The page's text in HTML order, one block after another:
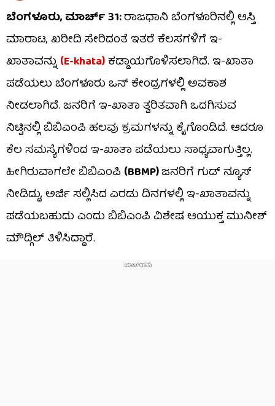
ಬೆಂಗಳೂರು, ಮಾರ್ಚ್​ 31:ರಾಜಧಾನಿ ಬೆಂಗಳೂರಿನಲ್ಲಿ ಆಸ್ತಿ
ಮಾರಾಟ, ಖರೀದಿ ಸೇರಿದಂತೆ ಇತರೆ ಕೆಲಸಗಳಿಗೆ ಇ-
ಖಾತಾವನ್ನು(E-khata)ಕಡ್ಡಾಯಗೊಳಿಸಲಾಗಿದೆ. ಇ-ಖಾತಾ
ಪಡೆಯಲು ಬೆಂಗಳೂರು ಒನ್ ಕೇಂದ್ರಗಳಲ್ಲಿ ಅವಕಾಶ
ನೀಡಲಾಗಿದೆ. ಜನರಿಗೆ ಇ-ಖಾತಾ ತ್ವರಿತವಾಗಿ ಒದಗಿಸುವ
ನಿಟ್ಟಿನಲ್ಲಿ ಬಿಬಿಎಂಪಿ ಹಲವು ಕ್ರಮಗಳನ್ನು ಕೈಗೊಂಡಿದೆ. ಆದರೂ
ಕೆಲ ಸಮಸ್ಯೆಗಳಿಂದ ಇ-ಖಾತಾ ಪಡೆಯಲು ಸಾಧ್ಯವಾಗುತ್ತಿಲ್ಲ.
ಹೀಗಿರುವಾಗಲೇ ಬಿಬಿಎಂಪಿ (BBMP)ಜನರಿಗೆ ಗುಡ್​ ನ್ಯೂಸ್​
ನೀಡಿದ್ದು, ಅರ್ಜಿ ಸಲ್ಲಿಸಿದ ಎರಡು ದಿನಗಳಲ್ಲಿ ಇ-ಖಾತಾವನ್ನು
ಪಡೆಯಬಹುದು ಎಂದು ಬಿಬಿಎಂಪಿ ವಿಶೇಷ ಆಯುಕ್ತ ಮುನೀಶ್
ಮೌದ್ಗಿಲ್ ತಿಳಿಸಿದ್ದಾರೆ.